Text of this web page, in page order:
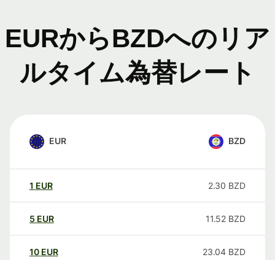
EURからBZDへのリア
ルタイム為替レート
EUR BZD
1 EUR 2.30 BZD
5 EUR 11.52 BZD
10 EUR 23.04 BZD